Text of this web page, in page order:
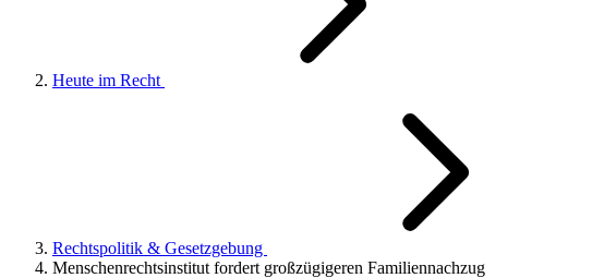
Heute im Recht
Rechtspolitik & Gesetzgebung
Menschenrechtsinstitut fordert großzügigeren Familiennachzug